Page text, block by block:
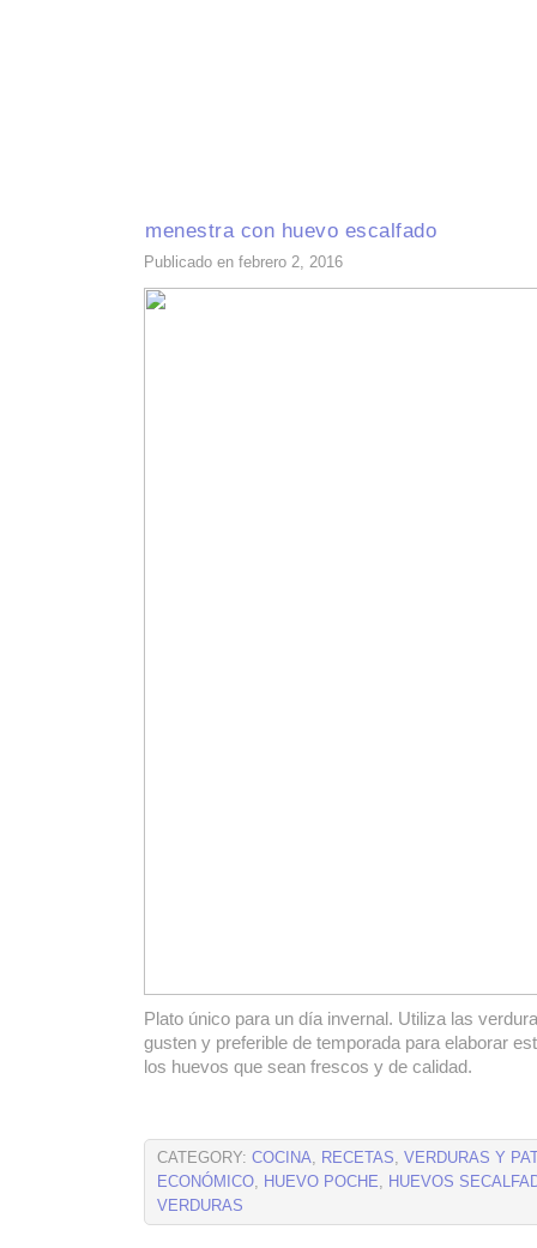
menestra con huevo escalfado
Publicado en febrero 2, 2016
Plato único para un día invernal. Utiliza las
gusten y preferible de temporada para elaborar
los huevos que sean frescos y de calidad.
CATEGORY: COCINA, RECETAS, VERDURAS Y
ECONÓMICO, HUEVO POCHE, HUEVOS
VERDURAS